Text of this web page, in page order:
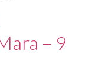
– 9